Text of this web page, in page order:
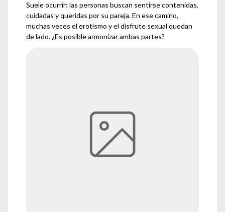
Suele ocurrir: las personas buscan sentirse contenidas,
cuidadas y queridas por su pareja. En ese camino,
muchas veces el erotismo y el disfrute sexual quedan
de lado. ¿Es posible armonizar ambas partes?